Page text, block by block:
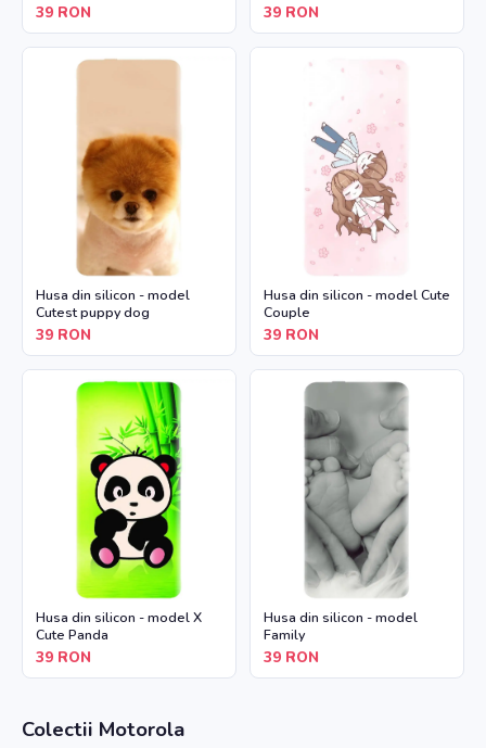
39 RON 39 RON
Husa din silicon - model
Cutest puppy dog
39 RON
Husa din silicon - model Cute
Couple
39 RON
Husa din silicon - model X
Cute Panda
39 RON
Husa din silicon - model
Family
39 RON
Colectii Motorola